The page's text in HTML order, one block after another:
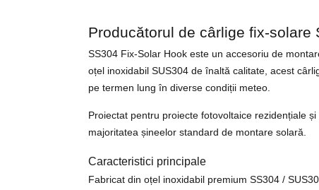
Producătorul de cârlige fix-solare
SS304 Fix-Solar Hook este un accesoriu de
oțel inoxidabil SUS304 de înaltă calitate, acest
pe termen lung în diverse condiții meteo.
Proiectat pentru proiecte fotovoltaice rezidențiale
majoritatea șineelor standard de montare solară.
Caracteristici principale
Fabricat din oțel inoxidabil premium SS304 /